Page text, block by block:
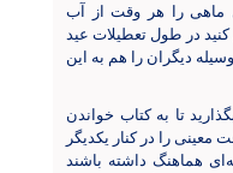
ماهی را هر وقت از آب
در طول تعطیلات عید
دیگران را هم به این
تا به کتاب خواندن
معینی را در کنار یکدیگر
هماهنگ داشته‌ باشند